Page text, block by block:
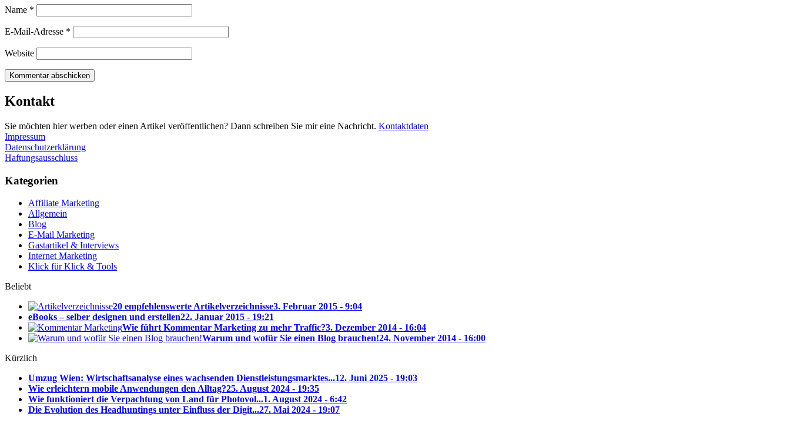
Name *
E-Mail-Adresse *
Website
Kontakt
Sie möchten hier werben oder einen Artikel veröffentlichen? Dann schreiben Sie mir eine Nachricht. Kontaktdaten
Impressum
Datenschutzerklärung
Haftungsausschluss
Kategorien
Affiliate Marketing
Allgemein
Blog
E-Mail Marketing
Gastartikel & Interviews
Internet Marketing
Klick für Klick & Tools
Beliebt
20 empfehlenswerte Artikelverzeichnisse3. Februar 2015 - 9:04
eBooks – selber designen und erstellen22. Januar 2015 - 19:21
Wie führt Kommentar Marketing zu mehr Traffic?3. Dezember 2014 - 16:04
Warum und wofür Sie einen Blog brauchen!24. November 2014 - 16:00
Kürzlich
Umzug Wien: Wirtschaftsanalyse eines wachsenden Dienstleistungsmarktes...12. Juni 2025 - 19:03
Wie erleichtern mobile Anwendungen den Alltag?25. August 2024 - 19:35
Wie funktioniert die Verpachtung von Land für Photovol...1. August 2024 - 6:42
Die Evolution des Headhuntings unter Einfluss der Digit...27. Mai 2024 - 19:07